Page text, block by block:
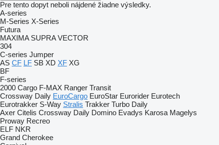
Pre tento dopyt neboli nájdené žiadne výsledky.
A-series
M-Series X-Series
Futura
MAXIMA SUPRA VECTOR
304
C-series Jumper
AS CF LF SB XD XF XG
BF
F-series
2000 Cargo F-MAX Ranger Transit
Crossway Daily EuroCargo EuroStar Eurorider Eurotech
Eurotrakker S-Way Stralis Trakker Turbo Daily
Axer Citelis Crossway Daily Domino Evadys Karosa Magelys
Proway Recreo
ELF NKR
Grand Cherokee